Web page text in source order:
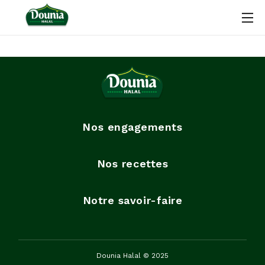
Nos engagements
Nos recettes
Notre savoir-faire
Dounia Halal © 2025